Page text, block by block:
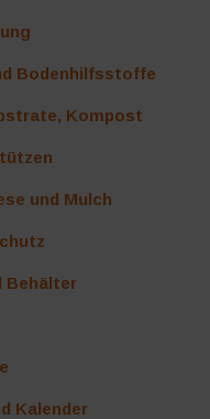
Bodenhilfsstoffe
Kompost
und Mulch
Behälter
Kalender